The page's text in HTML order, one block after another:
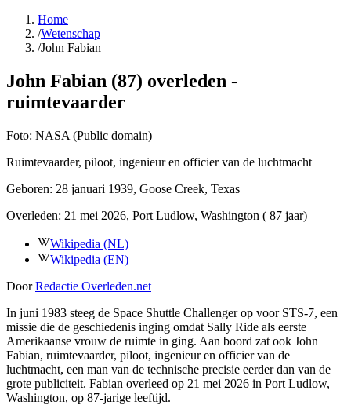
Home
/Wetenschap
/John Fabian
John Fabian (87) overleden -
ruimtevaarder
Foto: NASA (Public domain)
Ruimtevaarder, piloot, ingenieur en officier van de luchtmacht
Geboren: 28 januari 1939, Goose Creek, Texas
Overleden: 21 mei 2026, Port Ludlow, Washington ( 87 jaar)
Wikipedia (NL)
Wikipedia (EN)
Door Redactie Overleden.net
In juni 1983 steeg de Space Shuttle Challenger op voor STS-7, een
missie die de geschiedenis inging omdat Sally Ride als eerste
Amerikaanse vrouw de ruimte in ging. Aan boord zat ook John
Fabian, ruimtevaarder, piloot, ingenieur en officier van de
luchtmacht, een man van de technische precisie eerder dan van de
grote publiciteit. Fabian overleed op 21 mei 2026 in Port Ludlow,
Washington, op 87-jarige leeftijd.